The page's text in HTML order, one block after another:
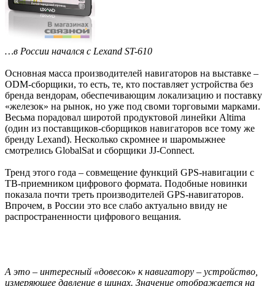
…в России начался с Lexand ST-610
Основная масса производителей навигаторов на выставке –
ODM-сборщики, то есть, те, кто поставляет устройства без
бренда вендорам, обеспечивающим локализацию и поставку
«железок» на рынок, но уже под своми торговыми марками.
Весьма порадовал широтой продуктовой линейки Altima
(один из поставщиков-сборщиков навигаторов все тому же
бренду Lexand). Несколько скромнее и шаромыжнее
смотрелись GlobalSat и сборщики JJ-Connect.
Тренд этого года – совмещение функций GPS-навигации с
ТВ-приемником цифрового формата. Подобные новинки
показала почти треть производителей GPS-навигаторов.
Впрочем, в России это все слабо актуально ввиду не
распространенности цифрового вещания.
А это – интересный «довесок» к навигатору – устройство,
измеряющее давление в шинах. Значение отображается на